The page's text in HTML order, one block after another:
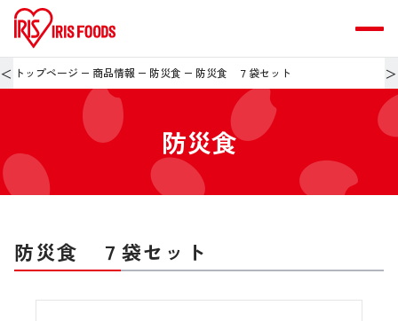
＜ トップページ 商品情報 防災食 防災食 ７袋セット ＞
防災食
防災食 ７袋セット